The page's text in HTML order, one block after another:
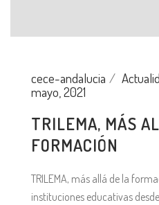
cece-andalucia
mayo, 2021
TRILEMA, MÁS
FORMACIÓN
TRILEMA, más allá de la
instituciones educativas